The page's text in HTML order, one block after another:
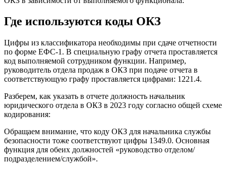
Где используются коды ОКЗ
Цифры из классификатора необходимы при сдаче отчетности
по форме ЕФС-1. В специальную графу отчета проставляется
код выполняемой сотрудником функции. Например,
руководитель отдела продаж в ОКЗ при подаче отчета в
соответствующую графу проставляется цифрами: 1221.4.
Разберем, как указать в отчете должность начальник
юридического отдела в ОКЗ в 2023 году согласно общей схеме
кодирования:
Обращаем внимание, что коду ОКЗ для начальника службы
безопасности тоже соответствуют цифры 1349.0. Основная
функция для обеих должностей «руководство отделом/
подразделением/службой».